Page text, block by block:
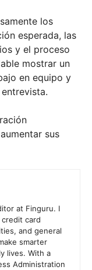
los
esperada, las
y el proceso
mostrar un
en equipo y
sus
at Finguru. I
card
and general
smarter
lives. With a
Administration